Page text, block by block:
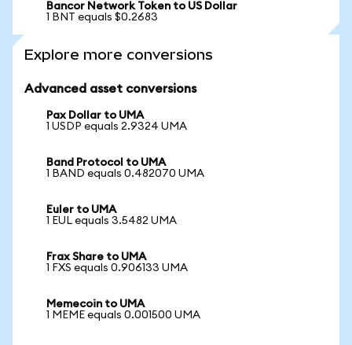
Bancor Network Token to US Dollar
1 BNT equals $0.2683
Explore more conversions
Advanced asset conversions
Pax Dollar to UMA
1 USDP equals 2.9324 UMA
Band Protocol to UMA
1 BAND equals 0.482070 UMA
Euler to UMA
1 EUL equals 3.5482 UMA
Frax Share to UMA
1 FXS equals 0.906133 UMA
Memecoin to UMA
1 MEME equals 0.001500 UMA